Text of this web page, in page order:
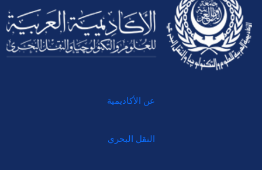
عن الأكاديمية
النقل البحري